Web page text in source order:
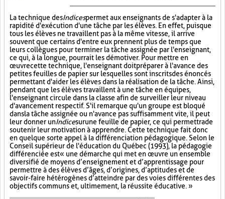
La technique desIndicespermet aux enseignants de s'adapter à la
rapidité d'exécution d'une tâche par les élèves. En effet, puisque
tous les élèves ne travaillent pas à la même vitesse, il arrive
souvent que certains d'entre eux prennent plus de temps que
leurs collègues pour terminer la tâche assignée par l'enseignant,
ce qui, à la longue, pourrait les démotiver. Pour mettre en
œuvre cette technique, l'enseignant doit préparer à l'avance des
petites feuilles de papier sur lesquelles sont inscrits des énoncés
permettant d'aider les élèves dans la réalisation de la tâche. Ainsi,
pendant que les élèves travaillent à une tâche en équipes,
l'enseignant circule dans la classe afin de surveiller leur niveau
d'avancement respectif. S'il remarque qu'un groupe est bloqué
dans la tâche assignée ou n'avance pas suffisamment vite, il peut
leur donner unIndicesurune feuille de papier, ce qui permettra de
soutenir leur motivation à apprendre. Cette technique fait donc
en quelque sorte appel à la différenciation pédagogique. Selon le
Conseil supérieur de l'éducation du Québec (1993), la pédagogie
différenciée est « une démarche qui met en œuvre un ensemble
diversifié de moyens d’enseignement et d’apprentissage pour
permettre à des élèves d’âges, d’origines, d’aptitudes et de
savoir-faire hétérogènes d’atteindre par des voies différentes des
objectifs communs et, ultimement, la réussite éducative. »